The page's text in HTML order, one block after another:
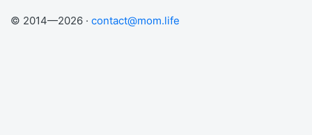
© 2014—2026 · contact@mom.life